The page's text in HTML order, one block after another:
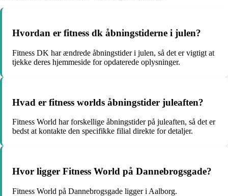
Hvordan er fitness dk åbningstiderne i julen?
Fitness DK har ændrede åbningstider i julen, så det er vigtigt at
tjekke deres hjemmeside for opdaterede oplysninger.
Hvad er fitness worlds åbningstider juleaften?
Fitness World har forskellige åbningstider på juleaften, så det er
bedst at kontakte den specifikke filial direkte for detaljer.
Hvor ligger Fitness World på Dannebrogsgade?
Fitness World på Dannebrogsgade ligger i Aalborg.